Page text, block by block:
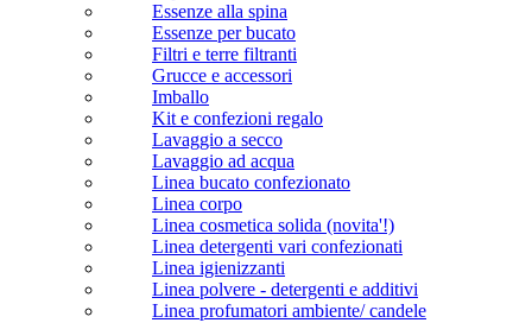
Essenze alla spina
Essenze per bucato
Filtri e terre filtranti
Grucce e accessori
Imballo
Kit e confezioni regalo
Lavaggio a secco
Lavaggio ad acqua
Linea bucato confezionato
Linea corpo
Linea cosmetica solida (novita'!)
Linea detergenti vari confezionati
Linea igienizzanti
Linea polvere - detergenti e additivi
Linea profumatori ambiente/ candele